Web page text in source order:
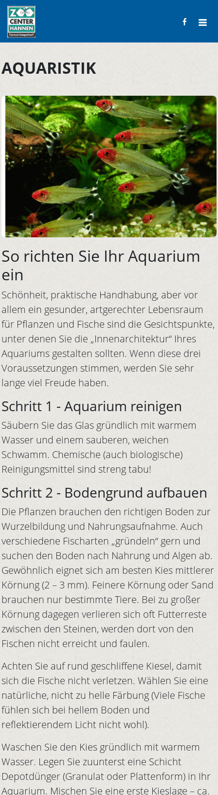
AQUARISTIK
So richten Sie Ihr Aquarium
ein
Schönheit, praktische Handhabung, aber vor
allem ein gesunder, artgerechter Lebensraum
für Pflanzen und Fische sind die Gesichtspunkte,
unter denen Sie die „Innenarchitektur“ Ihres
Aquariums gestalten sollten. Wenn diese drei
Voraussetzungen stimmen, werden Sie sehr
lange viel Freude haben.
Schritt 1 - Aquarium reinigen
Säubern Sie das Glas gründlich mit warmem
Wasser und einem sauberen, weichen
Schwamm. Chemische (auch biologische)
Reinigungsmittel sind streng tabu!
Schritt 2 - Bodengrund aufbauen
Die Pflanzen brauchen den richtigen Boden zur
Wurzelbildung und Nahrungsaufnahme. Auch
verschiedene Fischarten „gründeln“ gern und
suchen den Boden nach Nahrung und Algen ab.
Gewöhnlich eignet sich am besten Kies mittlerer
Körnung (2 – 3 mm). Feinere Körnung oder Sand
brauchen nur bestimmte Tiere. Bei zu großer
Körnung dagegen verlieren sich oft Futterreste
zwischen den Steinen, werden dort von den
Fischen nicht erreicht und faulen.
Achten Sie auf rund geschliffene Kiesel, damit
sich die Fische nicht verletzen. Wählen Sie eine
natürliche, nicht zu helle Färbung (Viele Fische
fühlen sich bei hellem Boden und
reflektierendem Licht nicht wohl).
Waschen Sie den Kies gründlich mit warmem
Wasser. Legen Sie zuunterst eine Schicht
Depotdünger (Granulat oder Plattenform) in Ihr
Aquarium. Mischen Sie eine erste Kieslage – ca.